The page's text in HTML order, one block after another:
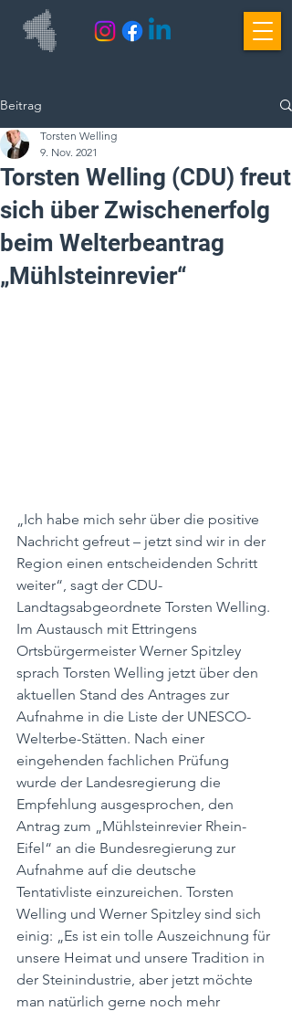
Beitrag
Torsten Welling (CDU) freut
sich über Zwischenerfolg
beim Welterbeantrag
„Mühlsteinrevier“
Torsten Welling
9. Nov. 2021
„Ich habe mich sehr über die positive
Nachricht gefreut – jetzt sind wir in der
Region einen entscheidenden Schritt
weiter“, sagt der CDU-
Landtagsabgeordnete Torsten Welling.
Im Austausch mit Ettringens
Ortsbürgermeister Werner Spitzley
sprach Torsten Welling jetzt über den
aktuellen Stand des Antrages zur
Aufnahme in die Liste der UNESCO-
Welterbe-Stätten. Nach einer
eingehenden fachlichen Prüfung
wurde der Landesregierung die
Empfehlung ausgesprochen, den
Antrag zum „Mühlsteinrevier Rhein-
Eifel“ an die Bundesregierung zur
Aufnahme auf die deutsche
Tentativliste einzureichen. Torsten
Welling und Werner Spitzley sind sich
einig: „Es ist ein tolle Auszeichnung für
unsere Heimat und unsere Tradition in
der Steinindustrie, aber jetzt möchte
man natürlich gerne noch mehr